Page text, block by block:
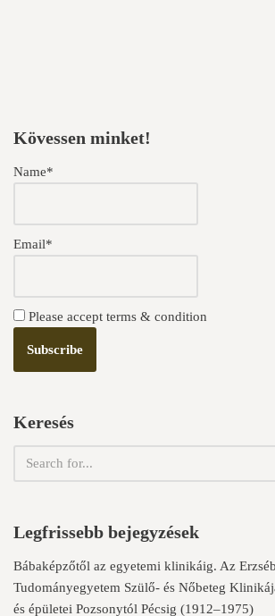
Kövessen minket!
Name*
Email*
Please accept terms & condition
Keresés
Legfrissebb bejegyzések
Bábaképzőtől az egyetemi klinikáig. Az
Tudományegyetem Szülő- és Nőbeteg
és épületei Pozsonytól Pécsig (1912–1975)